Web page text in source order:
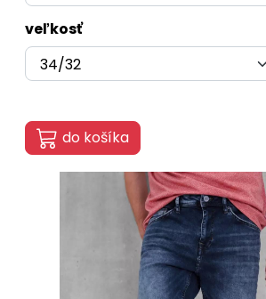
veľkosť
do košíka